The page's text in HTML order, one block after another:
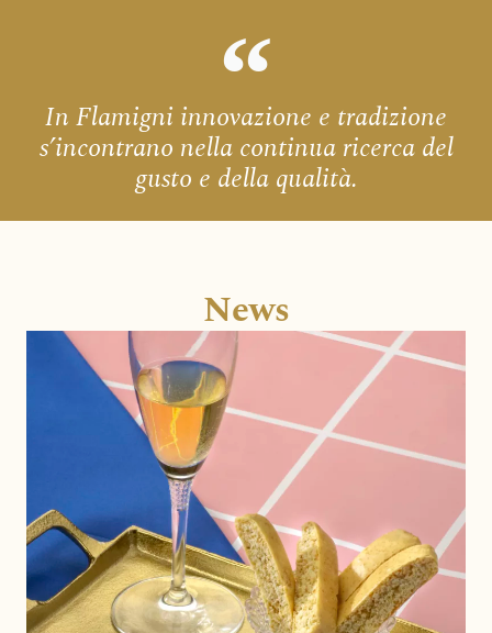
In Flamigni innovazione e tradizione
s’incontrano nella continua ricerca del
gusto e della qualità.
News